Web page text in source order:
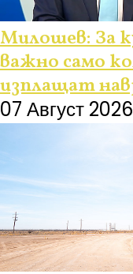
Милошев: За
важно само
изплащат
07 Август 2026